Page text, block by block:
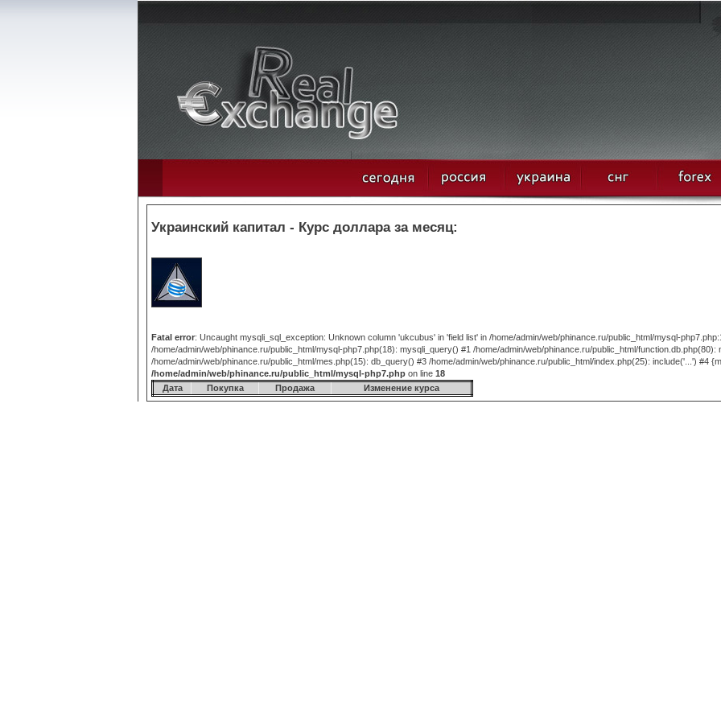
Украинский капитал - Курс доллара за месяц:
Fatal error: Uncaught mysqli_sql_exception: Unknown column 'ukcubus' in 'field list' in /home/admin/web/phinance.ru/public_html/mysql-
/home/admin/web/phinance.ru/public_html/mysql-php7.php(18): mysqli_query() #1 /home/admin/web/phinance.ru/public_html/function.db.php(80):
/home/admin/web/phinance.ru/public_html/mes.php(15): db_query() #3 /home/admin/web/phinance.ru/public_html/index.php(25): include('...') #4
/home/admin/web/phinance.ru/public_html/mysql-php7.php on line 18
Дата
Покупка Продажа Изменение курса